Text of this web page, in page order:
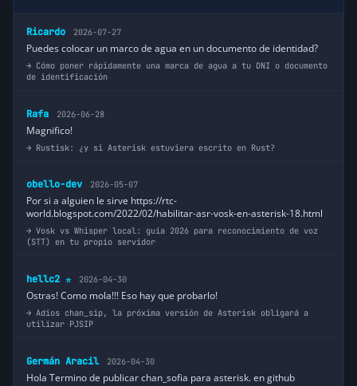
Ricardo 2026-07-27
Puedes colocar un marco de agua en un documento de identidad?
Cómo poner rápidamente una marca de agua a tu DNI o documento
de identificación
Rafa 2026-06-28
Magnifico!
Rustisk: ¿y si Asterisk estuviera escrito en Rust?
obello-dev 2026-05-07
Por si a alguien le sirve https://rtc-
world.blogspot.com/2022/02/habilitar-asr-vosk-en-asterisk-18.html
Vosk vs Whisper local: guía 2026 para reconocimiento de voz
(STT) en tu propio servidor
hellc2 ⭐ 2026-04-30
Ostras! Como mola!!! Eso hay que probarlo!
Adios chan_sip, la próxima versión de Asterisk obligará a
utilizar PJSIP
Germán Aracil 2026-04-30
Hola Termino de publicar chan_sofia para asterisk. en github